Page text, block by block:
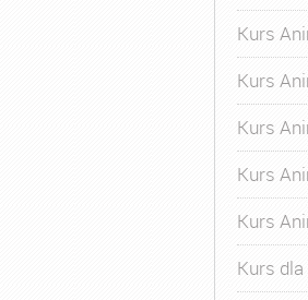
Kurs
Kurs
Kurs
Kurs
Kurs
Kurs